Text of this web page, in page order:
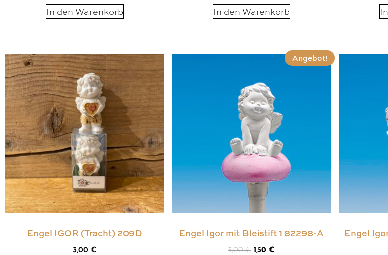
In den Warenkorb In den Warenkorb
Engel IGOR (Tracht) 209D
3,00 €
Angebot!
Engel Igor mit Bleistift 1 82298-A
3,00€ 1,50€
Engel